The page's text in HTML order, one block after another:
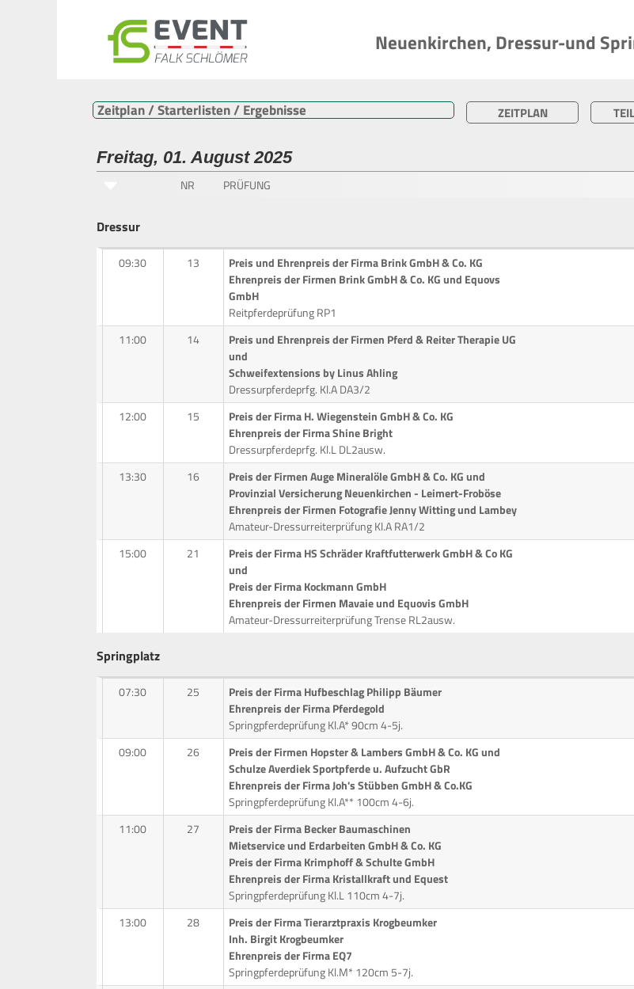
Neuenkirchen, Dressur-und
Zeitplan / Starterlisten / Ergebnisse ZEITPLAN
Freitag, 01. August 2025
NR PRÜFUNG
Dressur
09:30 13
Preis und Ehrenpreis der Firma Brink GmbH & Co. KG
Ehrenpreis der Firmen Brink GmbH & Co. KG und Equovs
GmbH
Reitpferdeprüfung RP1
11:00
14
Preis und Ehrenpreis der Firmen Pferd & Reiter Therapie UG
und
Schweifextensions by Linus Ahling
Dressurpferdeprfg. Kl.A DA3/2
12:00
15
Preis der Firma H. Wiegenstein GmbH & Co. KG
Ehrenpreis der Firma Shine Bright
Dressurpferdeprfg. Kl.L DL2ausw.
13:30
16
Preis der Firmen Auge Mineralöle GmbH & Co. KG und
Provinzial Versicherung Neuenkirchen - Leimert-Froböse
Ehrenpreis der Firmen Fotografie Jenny Witting und Lambey
Amateur-Dressurreiterprüfung Kl.A RA1/2
15:00
21
Preis der Firma HS Schräder Kraftfutterwerk GmbH & Co KG
und
Preis der Firma Kockmann GmbH
Ehrenpreis der Firmen Mavaie und Equovis GmbH
Amateur-Dressurreiterprüfung Trense RL2ausw.
Springplatz
07:30 25
Preis der Firma Hufbeschlag Philipp Bäumer
Ehrenpreis der Firma Pferdegold
Springpferdeprüfung Kl.A* 90cm 4-5j.
09:00
26
Preis der Firmen Hopster & Lambers GmbH & Co. KG und
Schulze Averdiek Sportpferde u. Aufzucht GbR
Ehrenpreis der Firma Joh's Stübben GmbH & Co.KG
Springpferdeprüfung Kl.A** 100cm 4-6j.
11:00
27
Preis der Firma Becker Baumaschinen
Mietservice und Erdarbeiten GmbH & Co. KG
Preis der Firma Krimphoff & Schulte GmbH
Ehrenpreis der Firma Kristallkraft und Equest
Springpferdeprüfung Kl.L 110cm 4-7j.
13:00
28
Preis der Firma Tierarztpraxis Krogbeumker
Inh. Birgit Krogbeumker
Ehrenpreis der Firma EQ7
Springpferdeprüfung Kl.M* 120cm 5-7j.